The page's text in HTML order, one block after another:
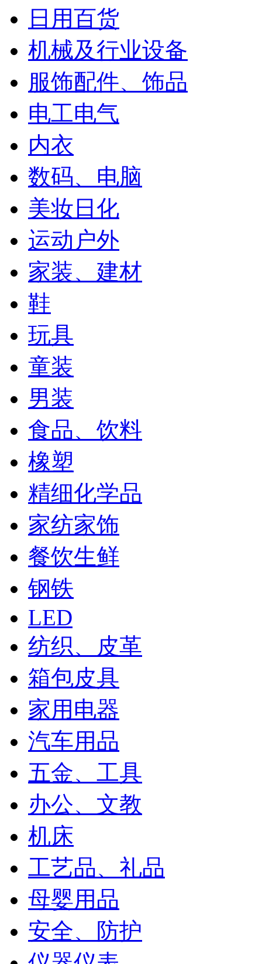
日用百货
机械及行业设备
服饰配件、饰品
电工电气
内衣
数码、电脑
美妆日化
运动户外
家装、建材
鞋
玩具
童装
男装
食品、饮料
橡塑
精细化学品
家纺家饰
餐饮生鲜
钢铁
LED
纺织、皮革
箱包皮具
家用电器
汽车用品
五金、工具
办公、文教
机床
工艺品、礼品
母婴用品
安全、防护